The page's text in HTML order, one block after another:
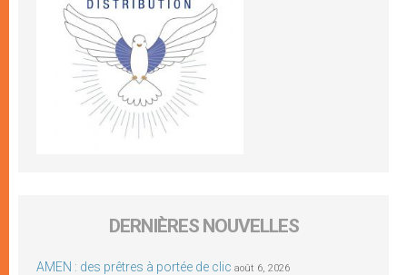
DERNIÈRES NOUVELLES
AMEN : des prêtres à portée de clic août 6, 2026